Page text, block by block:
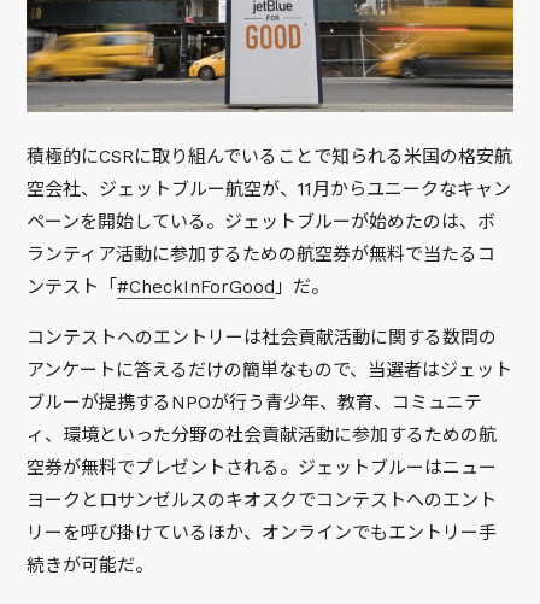
積極的にCSRに取り組んでいることで知られる米国の格安航
空会社、ジェットブルー航空が、11月からユニークなキャン
ペーンを開始している。ジェットブルーが始めたのは、ボ
ランティア活動に参加するための航空券が無料で当たるコ
ンテスト「#CheckInForGood 」だ。
コンテストへのエントリーは社会貢献活動に関する数問の
アンケートに答えるだけの簡単なもので、当選者はジェット
ブルーが提携するNPOが行う青少年、教育、コミュニテ
ィ、環境といった分野の社会貢献活動に参加するための航
空券が無料でプレゼントされる。ジェットブルーはニュー
ヨークとロサンゼルスのキオスクでコンテストへのエント
リーを呼び掛けているほか、オンラインでもエントリー手
続きが可能だ。